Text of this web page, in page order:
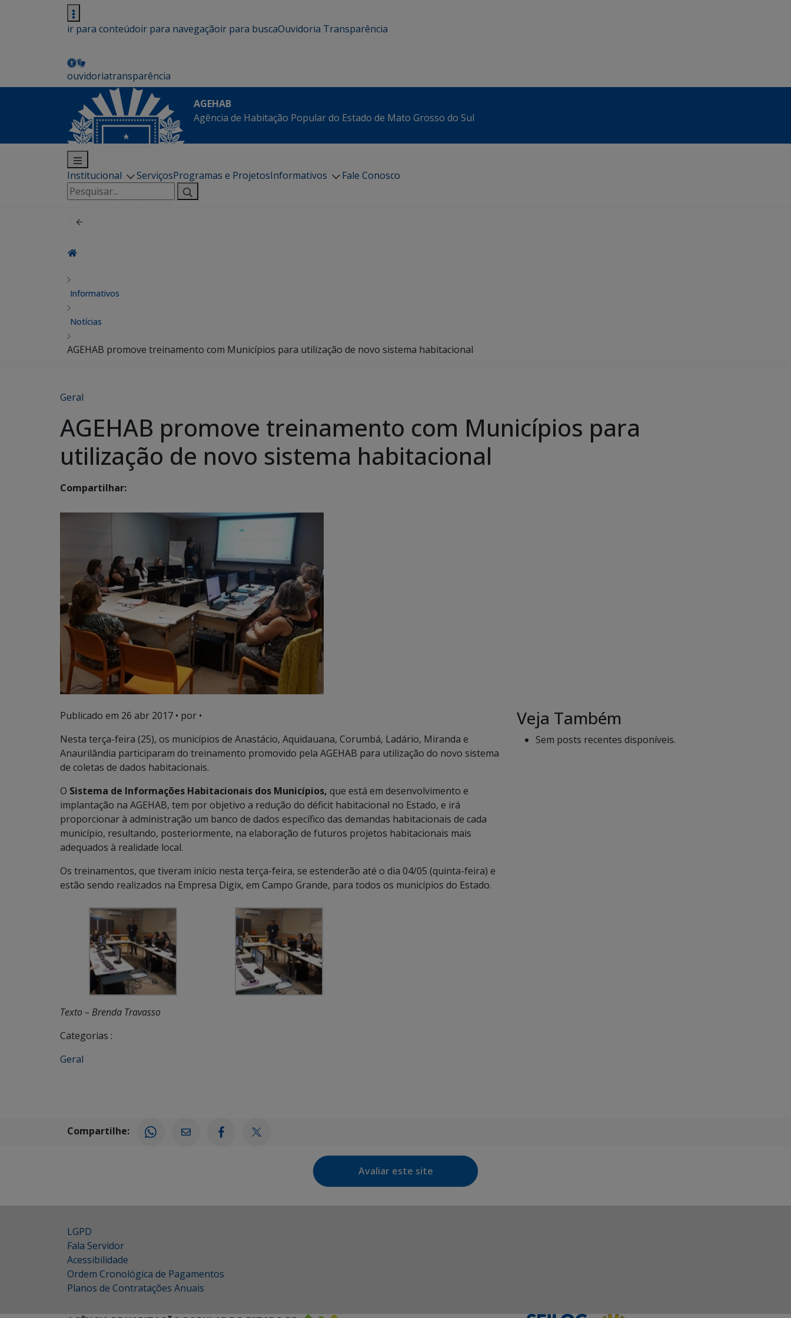
ir para conteúdoir para navegaçãoir para buscaOuvidoria Transparência
ouvidoriatransparência
AGEHAB
Agência de Habitação Popular do Estado de Mato Grosso do Sul
Institucional ServiçosProgramas e ProjetosInformativos
Fale Conosco
Pesquisar
por:
Informativos
Notícias
AGEHAB promove treinamento com Municípios para utilização de novo sistema habitacional
Geral
AGEHAB promove treinamento com Municípios para
utilização de novo sistema habitacional
Compartilhar:
Publicado em 26 abr 2017 • por •
Nesta terça-feira (25), os municípios de Anastácio, Aquidauana, Corumbá, Ladário, Miranda e
Anaurilândia participaram do treinamento promovido pela AGEHAB para utilização do novo sistema
de coletas de dados habitacionais.
O Sistema de Informações Habitacionais dos Municípios, que está em desenvolvimento e
implantação na AGEHAB, tem por objetivo a redução do déficit habitacional no Estado, e irá
proporcionar à administração um banco de dados específico das demandas habitacionais de cada
município, resultando, posteriormente, na elaboração de futuros projetos habitacionais mais
adequados à realidade local.
Os treinamentos, que tiveram início nesta terça-feira, se estenderão até o dia 04/05 (quinta-feira) e
estão sendo realizados na Empresa Digix, em Campo Grande, para todos os municípios do Estado.
Texto – Brenda Travasso
Categorias :
Geral
Veja Também
Sem posts recentes disponíveis.
Compartilhe:
Avaliar este site
LGPD
Fala Servidor
Acessibilidade
Ordem Cronológica de Pagamentos
Planos de Contratações Anuais